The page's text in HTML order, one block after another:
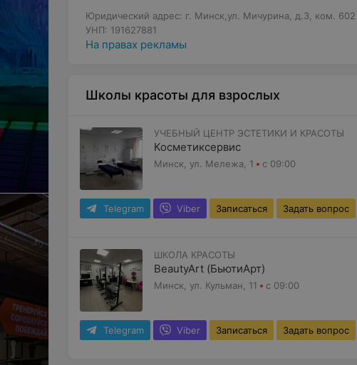
Юридический адрес: г. Минск,ул. Мичурина, д.3, ком. 602
УНП: 191627881
На правах рекламы
Школы красоты для взрослых
УЧЕБНЫЙ ЦЕНТР ЭСТЕТИКИ И КРАСОТЫ
Косметиксервис
Минск, ул. Мележа, 1 с 09:00
Telegram Viber Записаться Задать вопрос
ШКОЛА КРАСОТЫ
BeautyArt (БьютиАрт)
Минск, ул. Кульман, 11 с 09:00
Telegram Viber Записаться Задать вопрос